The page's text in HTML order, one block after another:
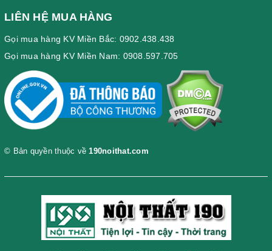
LIÊN HỆ MUA HÀNG
Gọi mua hàng KV Miền Bắc: 0902.438.438
Gọi mua hàng KV Miền Nam: 0908.597.705
© Bản quyền thuộc về 190noithat.com